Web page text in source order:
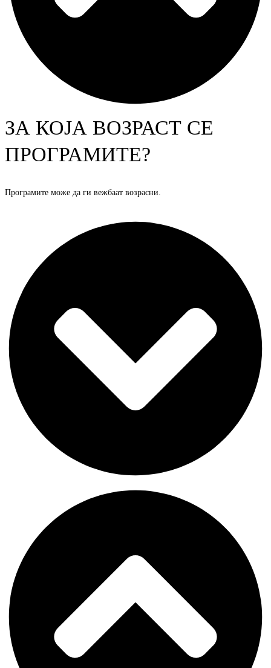
ЗА КОЈА ВОЗРАСТ СЕ
ПРОГРАМИТЕ?
Програмите може да ги вежбаат возрасни.